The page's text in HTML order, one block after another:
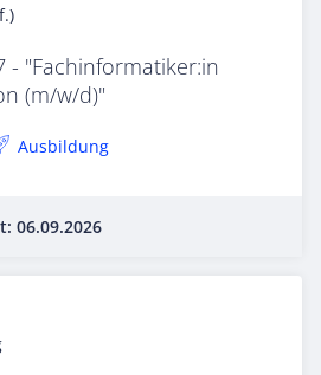
- "Fachinformatiker:in
(m/w/d)"
Ausbildung
06.09.2026